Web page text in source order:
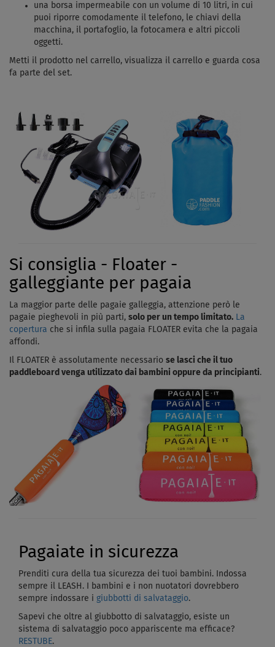
una borsa impermeabile con un volume di 10 litri, in cui
puoi riporre comodamente il telefono, le chiavi della
macchina, il portafoglio, la fotocamera e altri piccoli
oggetti.
Metti il ​​prodotto nel carrello, visualizza il carrello e guarda cosa
fa parte del set.
Si consiglia - Floater -
galleggiante per pagaia
La maggior parte delle pagaie galleggia, attenzione però le
pagaie pieghevoli in più parti, solo per un tempo limitato. La
copertura che si infila sulla pagaia FLOATER evita che la pagaia
affondi.
Il FLOATER è assolutamente necessario se lasci che il tuo
paddleboard venga utilizzato dai bambini oppure da principianti.
Pagaiate in sicurezza
Prenditi cura della tua sicurezza dei tuoi bambini. Indossa
sempre il LEASH. I bambini e i non nuotatori dovrebbero
sempre indossare i giubbotti di salvataggio.
Sapevi che oltre al giubbotto di salvataggio, esiste un
sistema di salvataggio poco appariscente ma efficace?
RESTUBE.